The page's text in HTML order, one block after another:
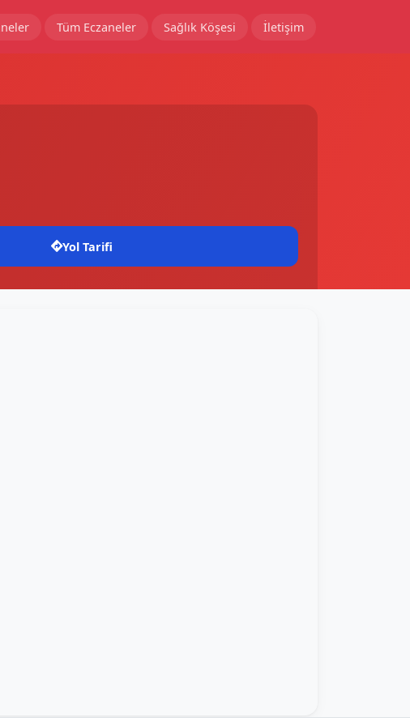
Tüm Eczaneler Sağlık Köşesi İletişim
Yol Tarifi